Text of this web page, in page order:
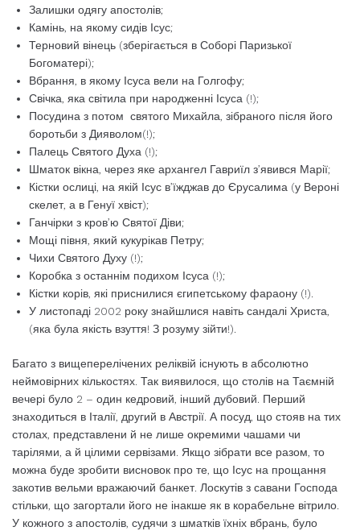
Залишки одягу апостолів;
Камінь, на якому сидів Ісус;
Терновий вінець (зберігається в Соборі Паризької
Богоматері);
Вбрання, в якому Ісуса вели на Голгофу;
Свічка, яка світила при народженні Ісуса (!);
Посудина з потом святого Михайла, зібраного після його
боротьби з Дияволом(!);
Палець Святого Духа (!);
Шматок вікна, через яке архангел Гавриїл з’явився Марії;
Кістки ослиці, на якій Ісус в’їжджав до Єрусалима (у Вероні
скелет, а в Генуї хвіст);
Ганчірки з кров’ю Святої Діви;
Мощі півня, який кукурікав Петру;
Чихи Святого Духу (!);
Коробка з останнім подихом Ісуса (!);
Кістки корів, які приснилися єгипетському фараону (!).
У листопаді 2002 року знайшлися навіть сандалі Христа,
(яка була якість взуття! З розуму зійти!).
Багато з вищеперелічених реліквій існують в абсолютно
неймовірних кількостях. Так виявилося, що столів на Таємній
вечері було 2 – один кедровий, інший дубовий. Перший
знаходиться в Італії, другий в Австрії. А посуд, що стояв на тих
столах, представлени й ​​не лише окремими чашами чи
тарілями, а й цілими сервізами. Якщо зібрати все разом, то
можна буде зробити висновок про те, що Ісус на прощання
закотив вельми вражаючий банкет. Лоскутів з савани Господа
стільки, що загортали його не інакше як в корабельне вітрило.
У кожного з апостолів, судячи з шматків їхніх вбрань, було